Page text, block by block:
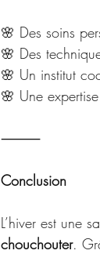
🌸 Des soins
🌸 Des
🌸 Un institut
🌸 Une
⸻
Conclusion
L’hiver est une
chouchouter.